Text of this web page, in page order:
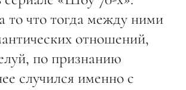
то что тогда между ними
отношений,
по признанию
случился именно с